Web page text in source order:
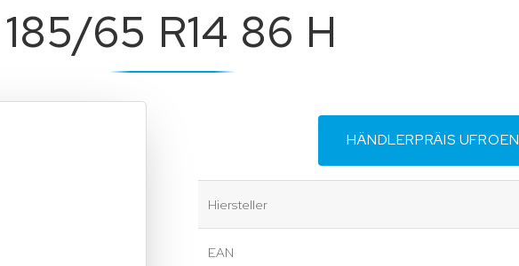
185/65 R14 86 H
HÄNDLERPRÄIS UFROEN
Hiersteller
EAN